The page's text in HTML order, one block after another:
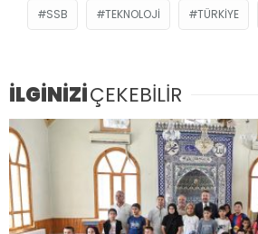
SSB TEKNOLOJI TÜRKIYE
İLGİNİZİÇEKEBİLİR